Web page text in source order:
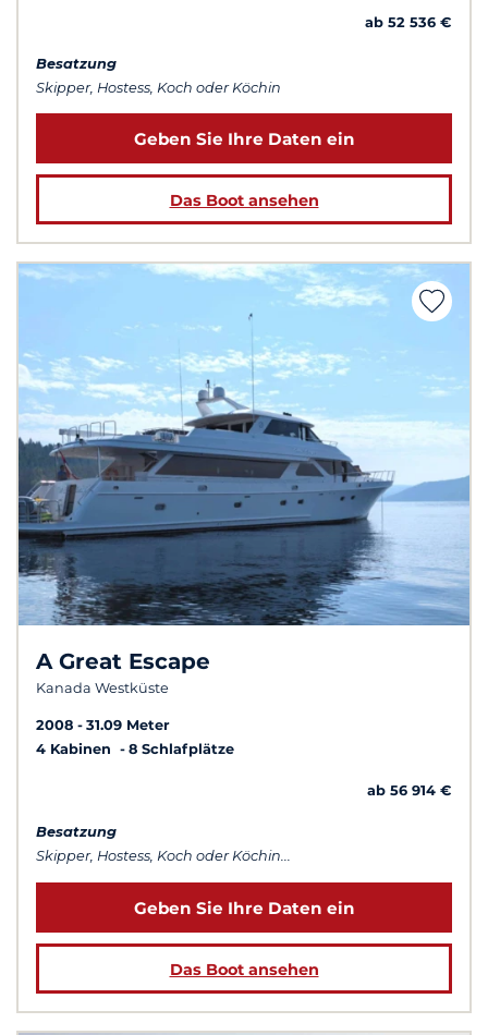
ab 52 536 €
Besatzung
Skipper, Hostess, Koch oder Köchin
Geben Sie Ihre Daten ein
Das Boot ansehen
A Great Escape
Kanada Westküste
2008
31.09 Meter
4 Kabinen
8 Schlafplätze
ab 56 914 €
Besatzung
Skipper, Hostess, Koch oder Köchin...
Geben Sie Ihre Daten ein
Das Boot ansehen